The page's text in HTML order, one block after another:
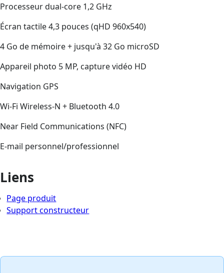
Processeur dual-core 1,2 GHz
Écran tactile 4,3 pouces (qHD 960x540)
4 Go de mémoire + jusqu'à 32 Go microSD
Appareil photo 5 MP, capture vidéo HD
Navigation GPS
Wi-Fi Wireless-N + Bluetooth 4.0
Near Field Communications (NFC)
E-mail personnel/professionnel
Liens
Page produit
Support constructeur